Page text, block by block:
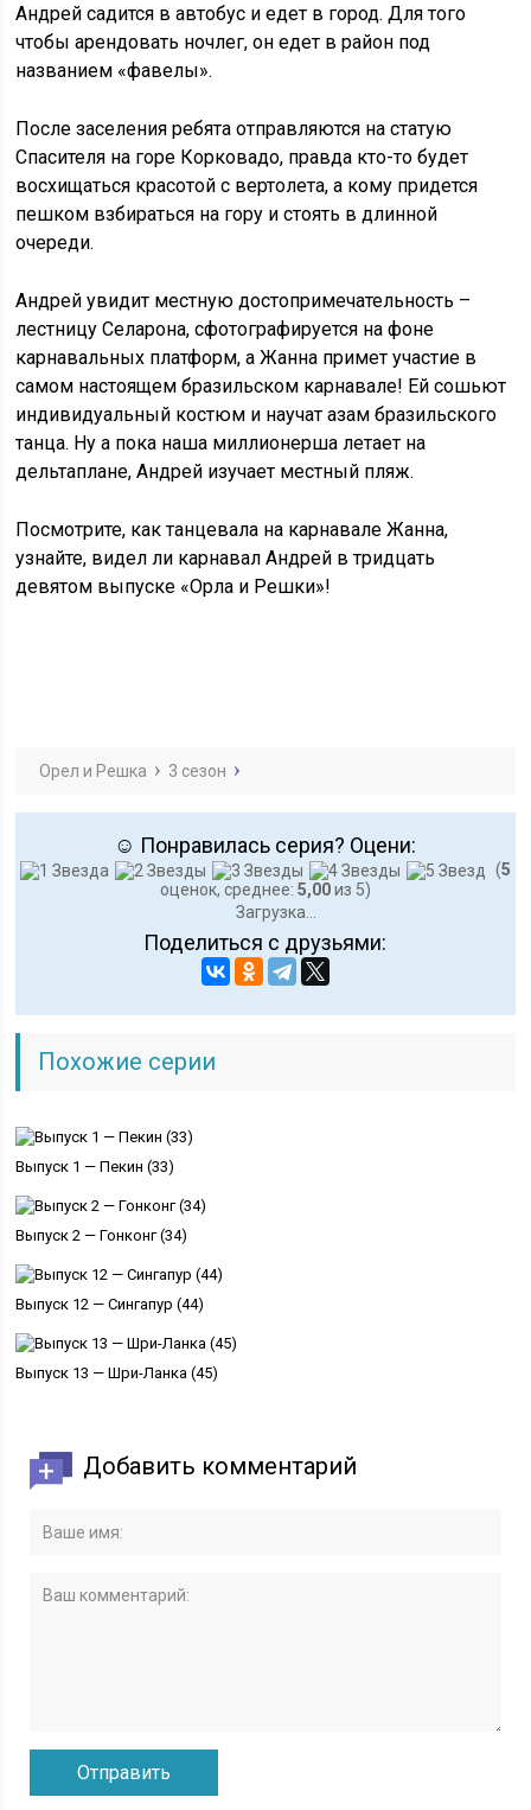
Андрей садится в автобус и едет в город. Для того
чтобы арендовать ночлег, он едет в район под
названием «фавелы».
После заселения ребята отправляются на статую
Спасителя на горе Корковадо, правда кто-то будет
восхищаться красотой с вертолета, а кому придется
пешком взбираться на гору и стоять в длинной
очереди.
Андрей увидит местную достопримечательность –
лестницу Селарона, сфотографируется на фоне
карнавальных платформ, а Жанна примет участие в
самом настоящем бразильском карнавале! Ей сошьют
индивидуальный костюм и научат азам бразильского
танца. Ну а пока наша миллионерша летает на
дельтаплане, Андрей изучает местный пляж.
Посмотрите, как танцевала на карнавале Жанна,
узнайте, видел ли карнавал Андрей в тридцать
девятом выпуске «Орла и Решки»!
Орел и Решка 3 сезон
☺ Понравилась серия? Оцени:
(5
оценок, среднее: 5,00из 5)
Загрузка...
Поделиться с друзьями:
Похожие серии
Выпуск 1 — Пекин (33)
Выпуск 2 — Гонконг (34)
Выпуск 12 — Сингапур (44)
Выпуск 13 — Шри-Ланка (45)
Добавить комментарий